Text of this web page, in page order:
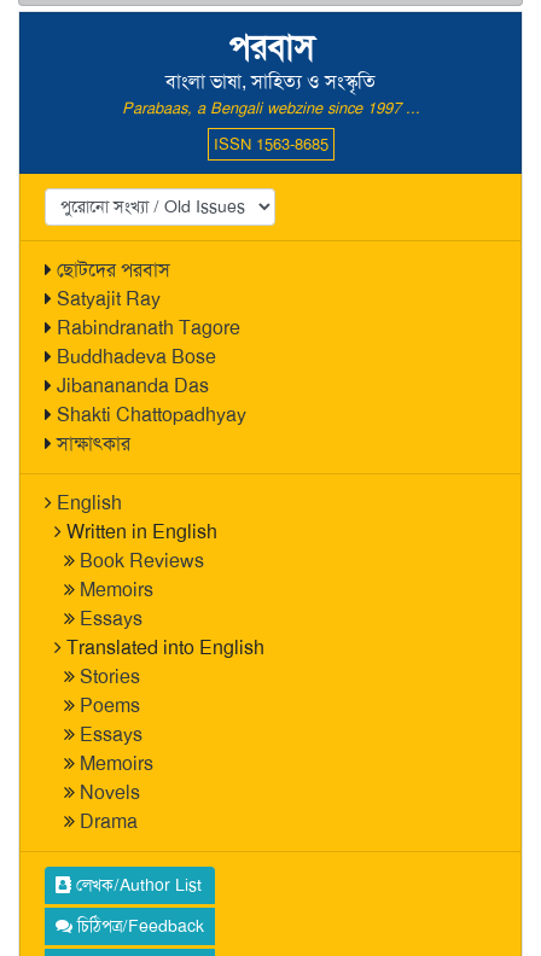
পরবাস
বাংলা ভাষা, সাহিত্য ও সংস্কৃতি
Parabaas, a Bengali webzine since 1997 ...
ISSN 1563-8685
ছোটদের পরবাস
Satyajit Ray
Rabindranath Tagore
Buddhadeva Bose
Jibanananda Das
Shakti Chattopadhyay
সাক্ষাৎকার
English
Written in English
Book Reviews
Memoirs
Essays
Translated into English
Stories
Poems
Essays
Memoirs
Novels
Drama
লেখক/Author List
চিঠিপত্র/Feedback